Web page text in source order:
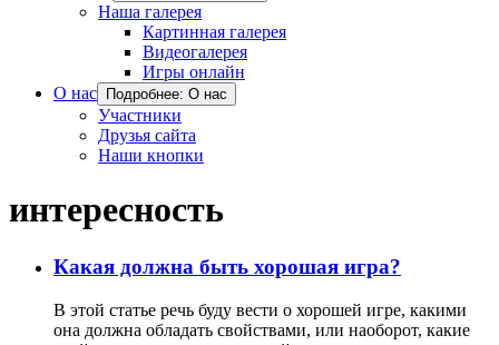
Наша галерея
Картинная галерея
Видеогалерея
Игры онлайн
О нас
Подробнее: О нас
Участники
Друзья сайта
Наши кнопки
интересность
Какая должна быть хорошая игра?
В этой статье речь буду вести о хорошей игре, какими
она должна обладать свойствами, или наоборот, какие